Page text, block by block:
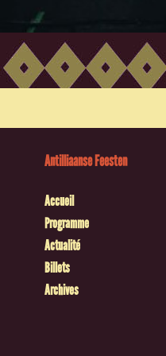
Antilliaanse Feesten
Accueil
Programme
Actualité
Billets
Archives